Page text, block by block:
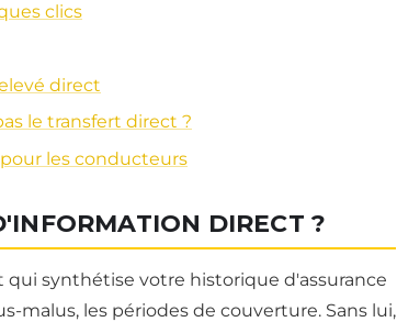
clics
direct
le transfert direct ?
les conducteurs
DIRECT ?
qui synthétise votre historique d'assurance
malus, les périodes de couverture. Sans lui,